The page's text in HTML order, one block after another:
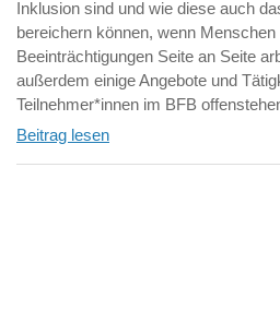
Inklusion sind und wie diese auch
bereichern können, wenn
Beeinträchtigungen Seite an Seite
außerdem einige Angebote und
Teilnehmer*innen im BFB
Beitrag lesen